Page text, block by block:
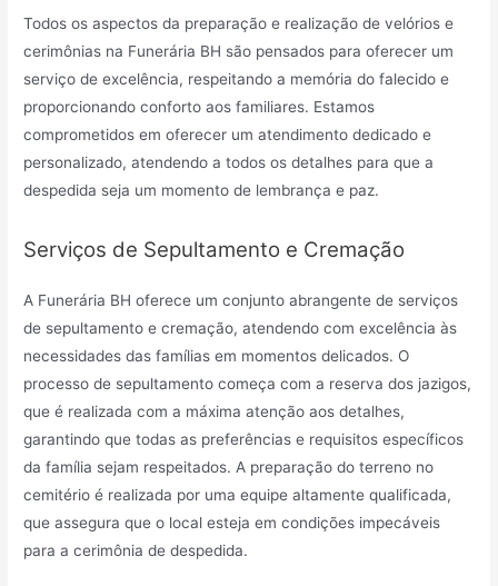
Todos os aspectos da preparação e realização de velórios e
cerimônias na Funerária BH são pensados para oferecer um
serviço de excelência, respeitando a memória do falecido e
proporcionando conforto aos familiares. Estamos
comprometidos em oferecer um atendimento dedicado e
personalizado, atendendo a todos os detalhes para que a
despedida seja um momento de lembrança e paz.
Serviços de Sepultamento e Cremação
A Funerária BH oferece um conjunto abrangente de serviços
de sepultamento e cremação, atendendo com excelência às
necessidades das famílias em momentos delicados. O
processo de sepultamento começa com a reserva dos jazigos,
que é realizada com a máxima atenção aos detalhes,
garantindo que todas as preferências e requisitos específicos
da família sejam respeitados. A preparação do terreno no
cemitério é realizada por uma equipe altamente qualificada,
que assegura que o local esteja em condições impecáveis
para a cerimônia de despedida.